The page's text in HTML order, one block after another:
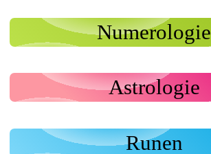
Numerologie
Astrologie
Runen